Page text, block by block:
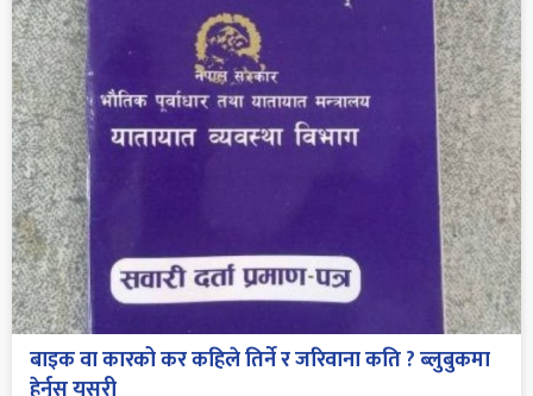
बाइक वा कारको कर कहिले तिर्ने र जरिवाना कति ? ब्लुबुकमा